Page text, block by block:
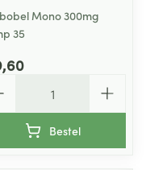
Mono 300mg
35
Bestel